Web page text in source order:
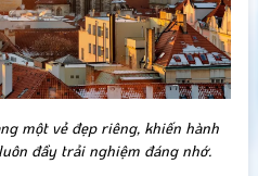
một vẻ đẹp riêng, khiến hành
đầy trải nghiệm đáng nhớ.